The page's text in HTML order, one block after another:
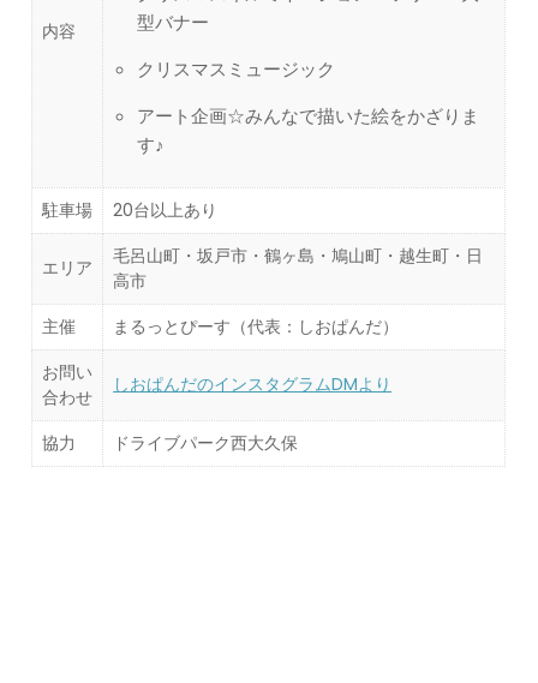
内容
型バナー
クリスマスミュージック
アート企画☆みんなで描いた絵をかざりま
す♪
駐車場 20台以上あり
エリア
毛呂山町・坂戸市・鶴ヶ島・鳩山町・越生町・日
高市
主催
まるっとぴーす（代表：しおぱんだ）
お問い
合わせ
しおぱんだのインスタグラムDMより
協力 ドライブパーク西大久保